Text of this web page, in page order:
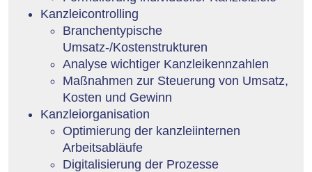
Kanzleicontrolling
Branchentypische
Umsatz-/Kostenstrukturen
Analyse wichtiger Kanzleikennzahlen
Maßnahmen zur Steuerung von Umsatz,
Kosten und Gewinn
Kanzleiorganisation
Optimierung der kanzleiinternen
Arbeitsabläufe
Digitalisierung der Prozesse